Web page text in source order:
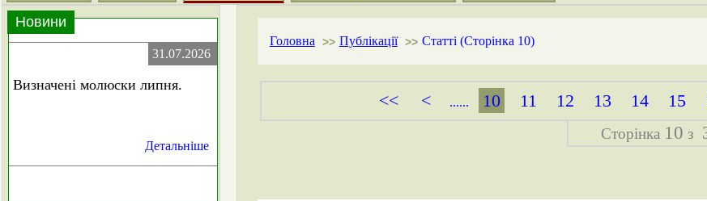
Новини
31.07.2026
Визначені молюски липня.
Детальніше
Головна >> Публікації >> Статті (Сторінка 10)
<< < ...... 10 11 12 13 14 15
Сторінка 10 з